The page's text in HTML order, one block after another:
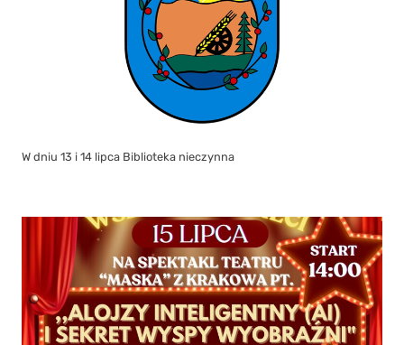
W dniu 13 i 14 lipca Biblioteka nieczynna